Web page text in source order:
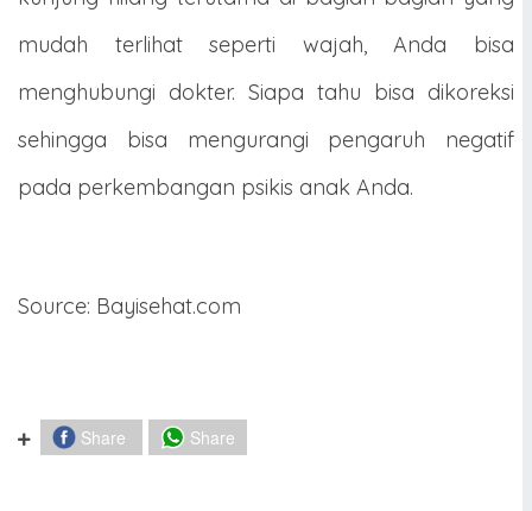
mudah terlihat seperti wajah, Anda bisa
menghubungi dokter. Siapa tahu bisa dikoreksi
sehingga bisa mengurangi pengaruh negatif
pada perkembangan psikis anak Anda.
Source: Bayisehat.com
Share Share